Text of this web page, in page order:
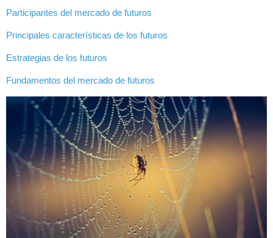
Participantes del mercado de futuros
Principales características de los futuros
Estrategias de los futuros
Fundamentos del mercado de futuros